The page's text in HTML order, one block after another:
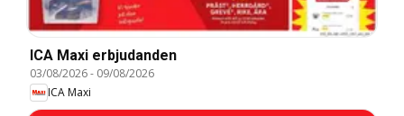
ICA Maxi erbjudanden
03/08/2026- 09/08/2026
ICA Maxi